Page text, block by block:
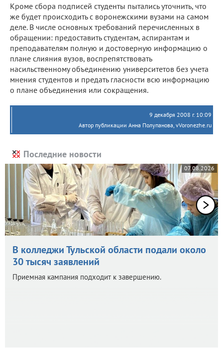
Кроме сбора подписей студенты пытались уточнить, что
же будет происходить с воронежскими вузами на самом
деле. В числе основных требований перечисленных в
обращении: предоставить студентам, аспирантам и
преподавателям полную и достоверную информацию о
плане слияния вузов, воспрепятствовать
насильственному объединению университетов без учета
мнения студентов и предать гласности всю информацию
о плане объединения или сокращения.
9 декабря 2008 г. 10:09
Автор публикации Анна Полупанова, vVoronezhe.ru
Последние новости
07.08.2026
В колледжи Тульской области подали около
30 тысяч заявлений
Приемная кампания подходит к завершению.